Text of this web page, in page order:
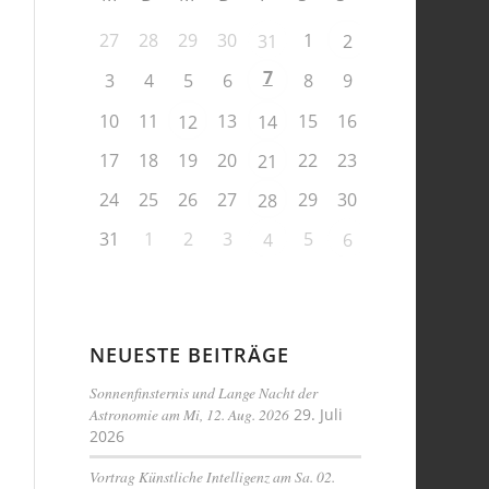
27
28 29 30 31 1
2
3
4 5 6 7 8
9
10
11 12 13 14 15
16
17
18 19 20 21 22
23
24
25 26 27 28 29
30
31
1 2 3 4 5 6
NEUESTE BEITRÄGE
Sonnenfinsternis und Lange Nacht der
Astronomie am Mi, 12. Aug. 2026 29. Juli
2026
Vortrag Künstliche Intelligenz am Sa. 02.